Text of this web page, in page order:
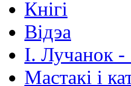
Кнігі
Відэа
І. Лучанок
Мастакі i